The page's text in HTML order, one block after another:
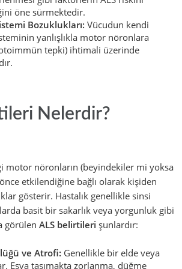
öne sürmektedir.
Bozuklukları: Vücudun kendi
yanlışlıkla motor nöronlara
tepki) ihtimali üzerinde
Nelerdir?
motor nöronların (beyindekiler mi yoksa
etkilendiğine bağlı olarak kişiden
gösterir. Hastalık genellikle sinsi
basit bir sakarlık veya yorgunluk gibi
görülen ALS belirtileri şunlardır:
ve Atrofi: Genellikle bir elde veya
Eşya taşımakta zorlanma, düğme